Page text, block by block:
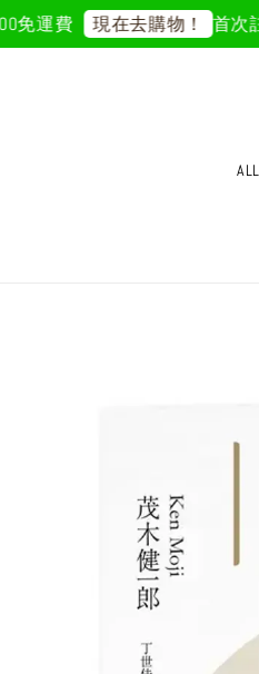
費 現在去購物！ 首次註冊
ALL